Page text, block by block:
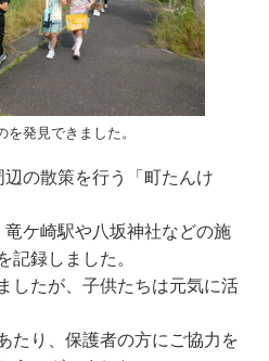
を発見できました。
の散策を行う「町たんけ
ケ崎駅や八坂神社などの施
記録しました。
したが、子供たちは元気に活
たり、保護者の方にご協力を